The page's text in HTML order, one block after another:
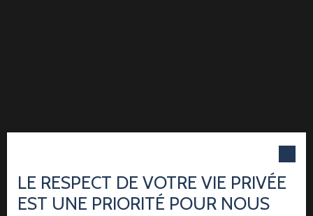
bâtiment
et les travaux à prévoir
LE RESPECT DE VOTRE VIE PRIVÉE
EST UNE PRIORITÉ POUR NOUS